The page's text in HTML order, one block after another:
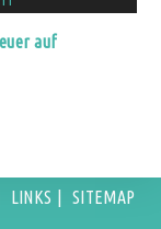
auf
LINKS SITEMAP